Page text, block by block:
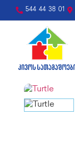
544 44 38 01